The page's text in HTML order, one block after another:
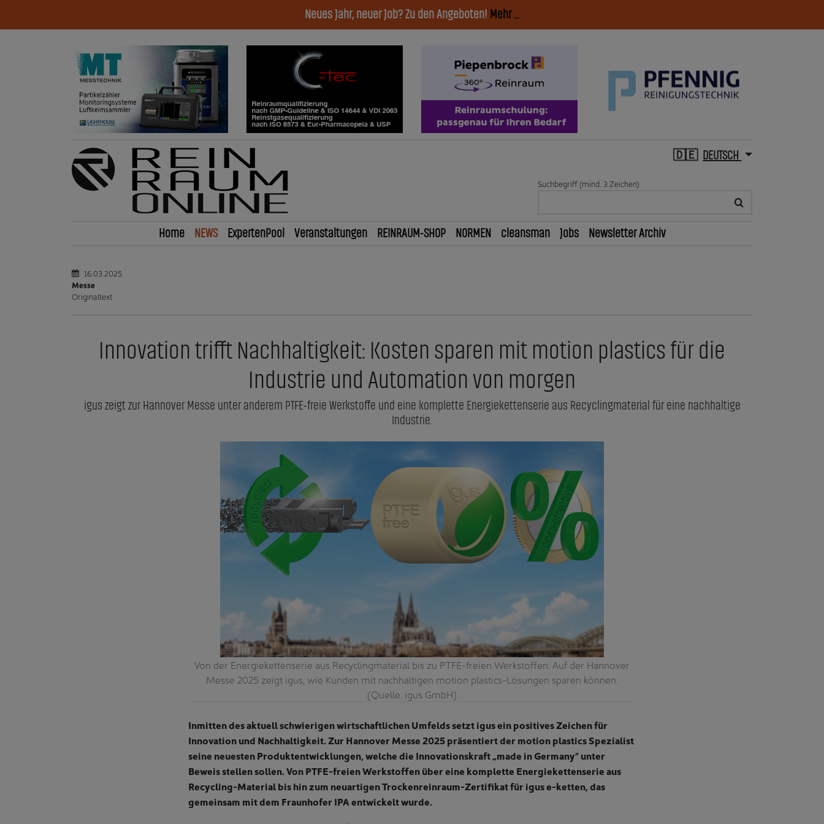
Neues Jahr, neuer Job? Zu den Angeboten! Mehr ...
DEUTSCH
Suchbegriff (mind. 3 Zeichen)
Home NEWS ExpertenPool Veranstaltungen REINRAUM-SHOP NORMEN cleansman Jobs Newsletter Archiv
16.03.2025
Messe
Originaltext
Innovation trifft Nachhaltigkeit: Kosten sparen mit motion plastics für die
Industrie und Automation von morgen
igus zeigt zur Hannover Messe unter anderem PTFE-freie Werkstoffe und eine komplette Energiekettenserie aus Recyclingmaterial für eine nachhaltige
Industrie.
Von der Energiekettenserie aus Recyclingmaterial bis zu PTFE-freien Werkstoffen: Auf der Hannover
Messe 2025 zeigt igus, wie Kunden mit nachhaltigen motion plastics-Lösungen sparen können.
(Quelle: igus GmbH)
Inmitten des aktuell schwierigen wirtschaftlichen Umfelds setzt igus ein positives Zeichen für
Innovation und Nachhaltigkeit. Zur Hannover Messe 2025 präsentiert der motion plastics Spezialist
seine neuesten Produktentwicklungen, welche die Innovationskraft „made in Germany" unter
Beweis stellen sollen. Von PTFE-freien Werkstoffen über eine komplette Energiekettenserie aus
Recycling-Material bis hin zum neuartigen Trockenreinraum-Zertifikat für igus e-ketten, das
gemeinsam mit dem Fraunhofer IPA entwickelt wurde.